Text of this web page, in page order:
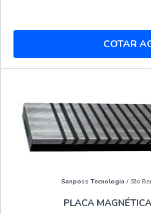
COTAR
Sanposs Tecnologia / São
PLACA